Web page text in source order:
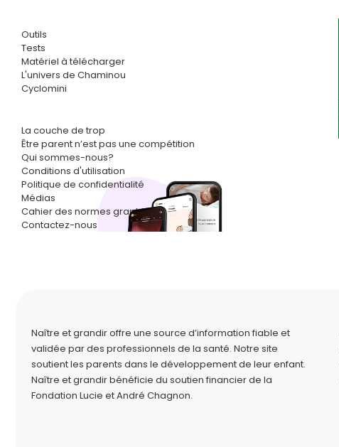
Outils
Tests
Matériel à télécharger
L'univers de Chaminou
Cyclomini
La couche de trop
Être parent n’est pas une compétition
Qui sommes-nous?
Conditions d'utilisation
Politique de confidentialité
Médias
Cahier des normes graphiques
Contactez-nous
Naître et grandir offre une source d’information fiable et
validée par des professionnels de la santé. Notre site
soutient les parents dans le développement de leur enfant.
Naître et grandir bénéficie du soutien financier de la
Fondation Lucie et André Chagnon.